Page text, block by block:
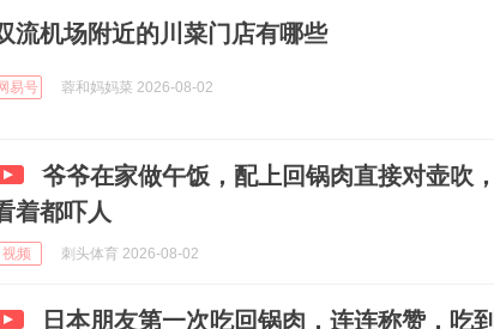
流机场附近的川菜门店有哪些
易号 蓉和妈妈菜 2026-08-02
爷爷在家做午饭，配上回锅肉直接对壶吹，
着都吓人
视频 刺头体育 2026-08-02
日本朋友第一次吃回锅肉，连连称赞，吃到